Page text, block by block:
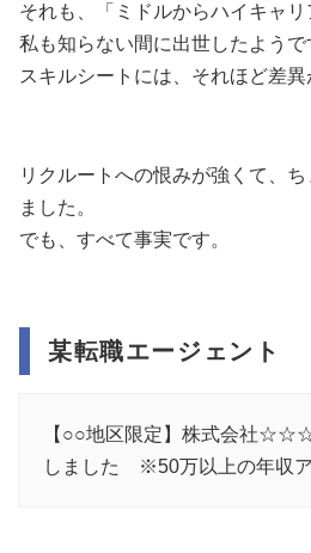
それも、「ミドルからハイキャリ
私も知らない間に出世したようで
スキルシートには、それほど差異
リクルートへの恨みが強くて、
ました。
でも、すべて事実です。
某転職エージェント
【○○地区限定】株式会社
しました ※50万以上の年収ア